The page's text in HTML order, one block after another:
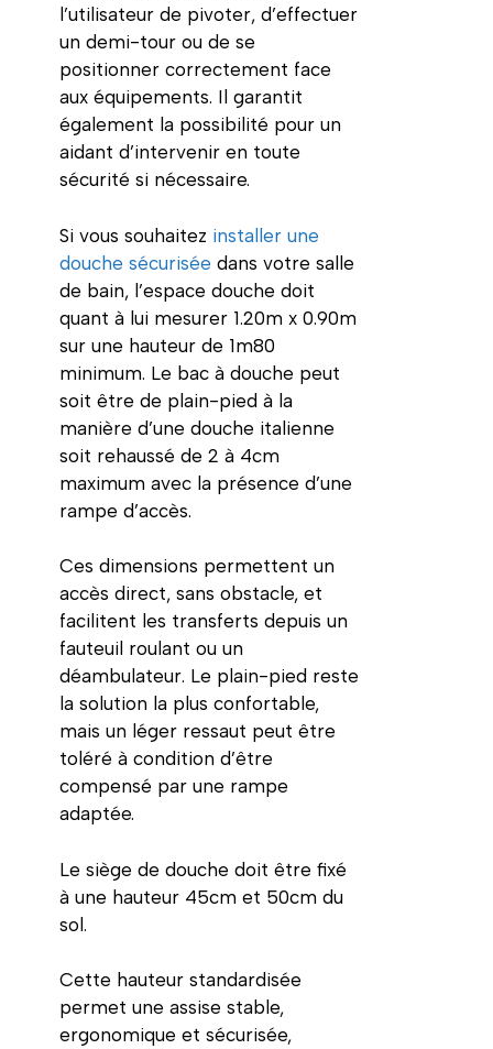
l’utilisateur de pivoter, d’effectuer
un demi-tour ou de se
positionner correctement face
aux équipements. Il garantit
également la possibilité pour un
aidant d’intervenir en toute
sécurité si nécessaire.
Si vous souhaitez installer une
douche sécurisée dans votre salle
de bain, l’espace douche doit
quant à lui mesurer 1.20m x 0.90m
sur une hauteur de 1m80
minimum. Le bac à douche peut
soit être de plain-pied à la
manière d’une douche italienne
soit rehaussé de 2 à 4cm
maximum avec la présence d’une
rampe d’accès.
Ces dimensions permettent un
accès direct, sans obstacle, et
facilitent les transferts depuis un
fauteuil roulant ou un
déambulateur. Le plain-pied reste
la solution la plus confortable,
mais un léger ressaut peut être
toléré à condition d’être
compensé par une rampe
adaptée.
Le siège de douche doit être fixé
à une hauteur 45cm et 50cm du
sol.
Cette hauteur standardisée
permet une assise stable,
ergonomique et sécurisée,